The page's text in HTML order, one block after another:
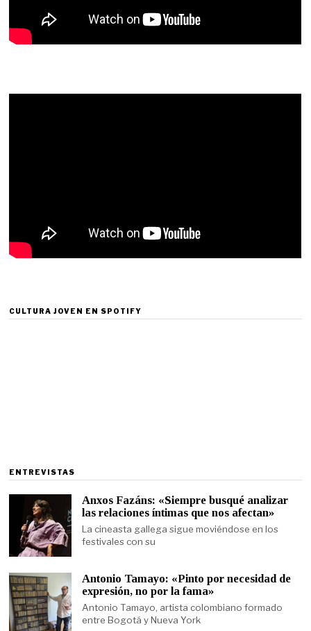
CULTURA JOVEN EN SPOTIFY
ENTREVISTAS
Anxos Fazáns: «Siempre busqué analizar
las relaciones íntimas que nos afectan»
La cineasta gallega sigue moviéndose en los
festivales con su
Antonio Tamayo: «Pinto por necesidad de
expresión, no por la fama»
Antonio Tamayo, artista colombiano formado
entre Bogotá y Nueva York